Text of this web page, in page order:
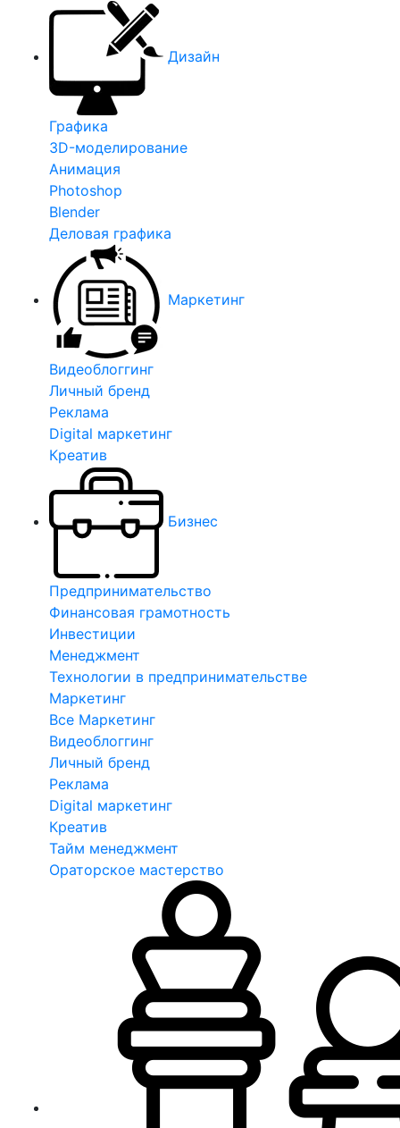
Дизайн
Графика
3D-моделирование
Анимация
Photoshop
Blender
Деловая графика
Маркетинг
Видеоблоггинг
Личный бренд
Реклама
Digital маркетинг
Креатив
Бизнес
Предпринимательство
Финансовая грамотность
Инвестиции
Менеджмент
Технологии в предпринимательстве
Маркетинг
Все Маркетинг
Видеоблоггинг
Личный бренд
Реклама
Digital маркетинг
Креатив
Тайм менеджмент
Ораторское мастерство